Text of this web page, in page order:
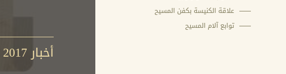
علاقة الكنيسة بكفن المسيح
توابع آلام المسيح
أخبار 2017